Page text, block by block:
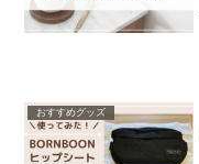
おすすめグッズ